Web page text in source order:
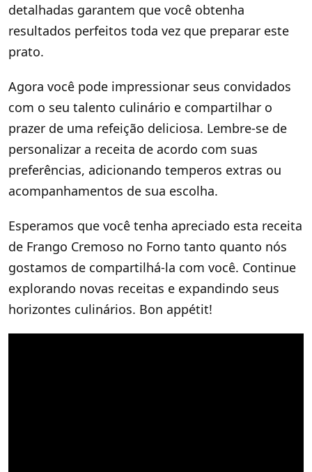
detalhadas garantem que você obtenha
resultados perfeitos toda vez que preparar este
prato.
Agora você pode impressionar seus convidados
com o seu talento culinário e compartilhar o
prazer de uma refeição deliciosa. Lembre-se de
personalizar a receita de acordo com suas
preferências, adicionando temperos extras ou
acompanhamentos de sua escolha.
Esperamos que você tenha apreciado esta receita
de Frango Cremoso no Forno tanto quanto nós
gostamos de compartilhá-la com você. Continue
explorando novas receitas e expandindo seus
horizontes culinários. Bon appétit!